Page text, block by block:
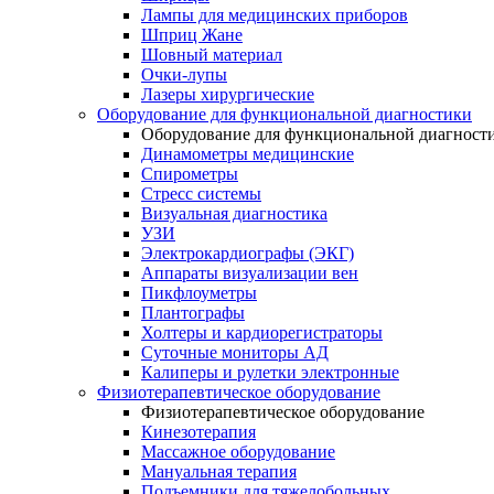
Лампы для медицинских приборов
Шприц Жане
Шовный материал
Очки-лупы
Лазеры хирургические
Оборудование для функциональной диагностики
Оборудование для функциональной
Динамометры медицинские
Спирометры
Стресс системы
Визуальная диагностика
УЗИ
Электрокардиографы (ЭКГ)
Аппараты визуализации вен
Пикфлоуметры
Плантографы
Холтеры и кардиорегистраторы
Суточные мониторы АД
Калиперы и рулетки электронные
Физиотерапевтическое оборудование
Физиотерапевтическое оборудование
Кинезотерапия
Массажное оборудование
Мануальная терапия